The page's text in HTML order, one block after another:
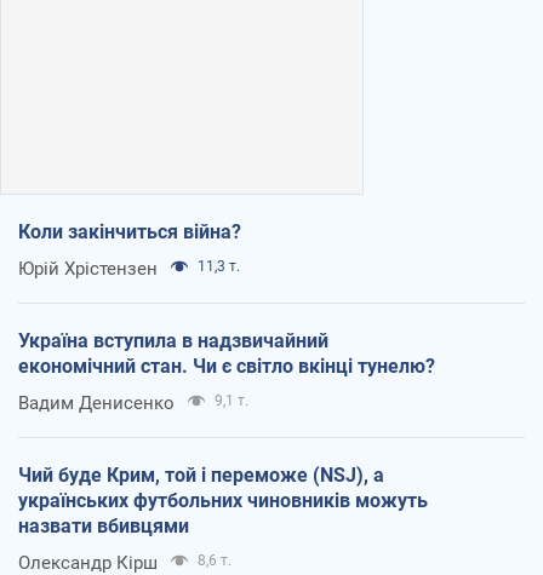
Коли закінчиться війна?
Юрій Хрістензен 11,3 т.
Україна вступила в надзвичайний
економічний стан. Чи є світло вкінці тунелю?
Вадим Денисенко 9,1 т.
Чий буде Крим, той і переможе (NSJ), а
українських футбольних чиновників можуть
назвати вбивцями
Олександр Кірш 8,6 т.